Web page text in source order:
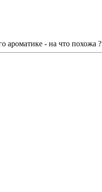
ароматике - на что похожа ?